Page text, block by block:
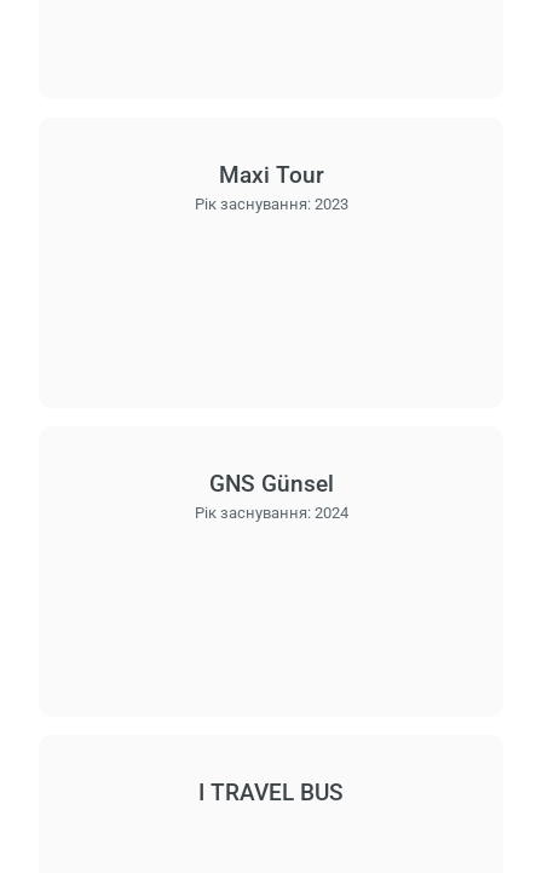
Maxi Tour
Рік заснування: 2023
GNS Günsel
Рік заснування: 2024
I TRAVEL BUS